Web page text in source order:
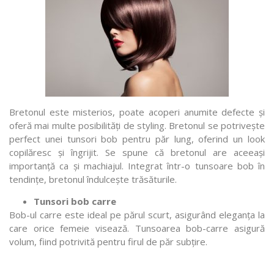
Bretonul este misterios, poate acoperi anumite defecte și
oferă mai multe posibilități de styling. Bretonul se potrivește
perfect unei tunsori bob pentru păr lung, oferind un look
copilăresc și îngrijit. Se spune că bretonul are aceeași
importanță ca și machiajul. Integrat într-o tunsoare bob în
tendințe, bretonul îndulcește trăsăturile.
Tunsori bob carre
Bob-ul carre este ideal pe părul scurt, asigurând eleganța la
care orice femeie visează. Tunsoarea bob-carre asigură
volum, fiind potrivită pentru firul de păr subțire.